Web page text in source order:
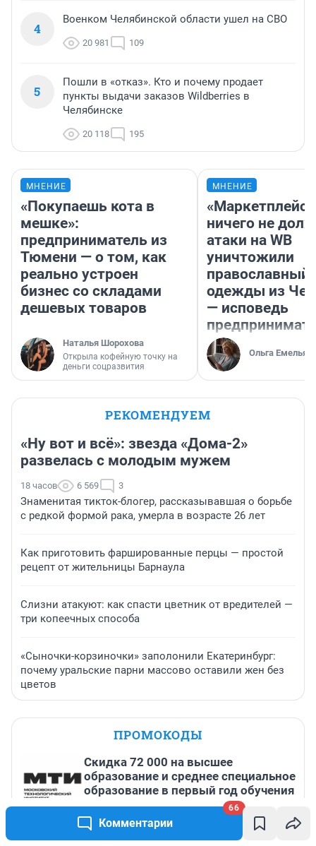
Комментарии
66
4
Военком Челябинской области ушел на СВО
20 981 109
5
Пошли в «отказ». Кто и почему продает
пункты выдачи заказов Wildberries в
Челябинске
20 118 195
МНЕНИЕ
«Покупаешь кота в
мешке»:
предприниматель из
Тюмени — о том, как
реально устроен
бизнес со складами
дешевых товаров
Наталья Шорохова
Открыла кофейную точку на
деньги соцразвития
МНЕНИЕ
«Маркетплейс
ничего не
атаки на WB
уничтожили
православный
одежды из
— исповедь
Ольга
РЕКОМЕНДУЕМ
«Ну вот и всё»: звезда «Дома-2»
развелась с молодым мужем
18 часов 6 569 3
Знаменитая тикток-блогер, рассказывавшая о борьбе
с редкой формой рака, умерла в возрасте 26 лет
Как приготовить фаршированные перцы — простой
рецепт от жительницы Барнаула
Слизни атакуют: как спасти цветник от вредителей —
три копеечных способа
«Сыночки-корзиночки» заполонили Екатеринбург:
почему уральские парни массово оставили жен без
цветов
ПРОМОКОДЫ
Скидка 72 000 на высшее
образование и среднее специальное
образование в первый год обучения
До 31 августа, 2026
Скидка 10% на один заказ до 20 000
₽